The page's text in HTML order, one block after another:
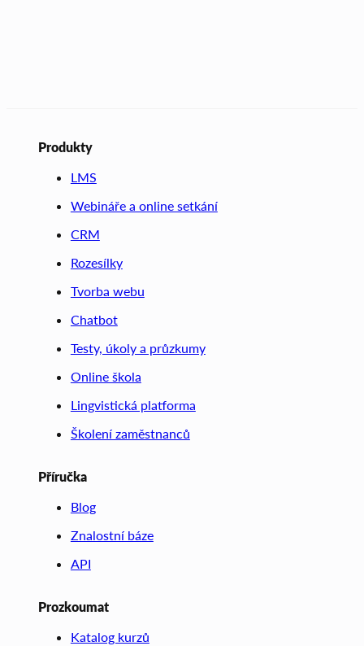
Produkty
LMS
Webináře a online setkání
CRM
Rozesílky
Tvorba webu
Chatbot
Testy, úkoly a průzkumy
Online škola
Lingvistická platforma
Školení zaměstnanců
Příručka
Blog
Znalostní báze
API
Prozkoumat
Katalog kurzů